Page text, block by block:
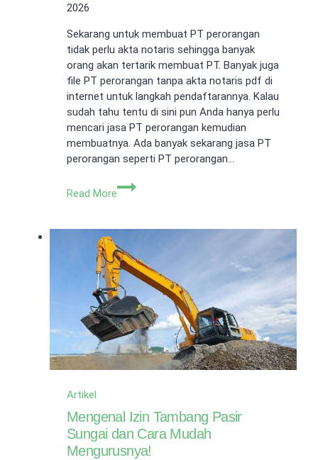
2026
Sekarang untuk membuat PT perorangan
tidak perlu akta notaris sehingga banyak
orang akan tertarik membuat PT. Banyak juga
file PT perorangan tanpa akta notaris pdf di
internet untuk langkah pendaftarannya. Kalau
sudah tahu tentu di sini pun Anda hanya perlu
mencari jasa PT perorangan kemudian
membuatnya. Ada banyak sekarang jasa PT
perorangan seperti PT perorangan…
Read More
PT
Akta
Notaris:
Syarat,
Kemudahan
dan
Keunggulannya
Artikel
Mengenal Izin Tambang Pasir
Sungai dan Cara Mudah
Mengurusnya!